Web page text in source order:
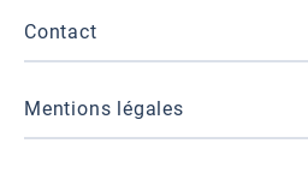
Contact
Mentions légales